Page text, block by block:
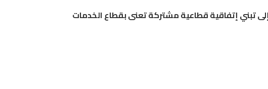
تبني إتفاقية قطاعية مشتركة تعنى بقطاع الخدمات